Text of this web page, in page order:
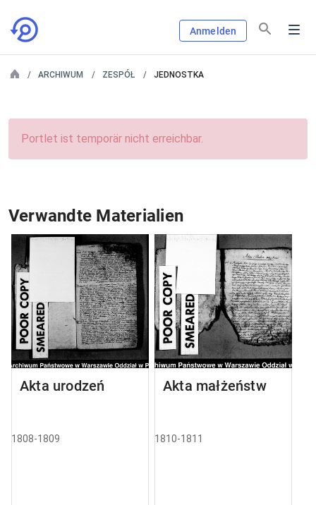
Anmelden
ARCHIWUM ZESPÓŁ JEDNOSTKA
Portlet ist temporär nicht erreichbar.
Verwandte Materialien
Akta urodzeń
1808-1809
Akta małżeństw
1810-1811